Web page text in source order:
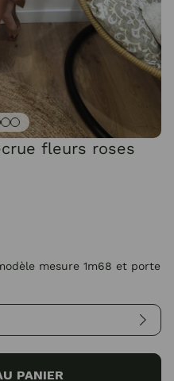
fleurs roses
mesure 1m68 et porte
PANIER